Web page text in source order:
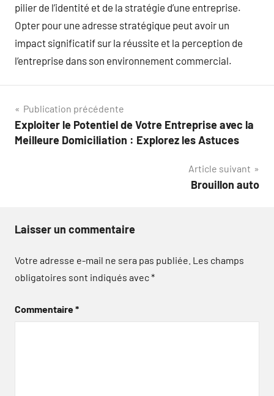
pilier de l’identité et de la stratégie d’une entreprise.
Opter pour une adresse stratégique peut avoir un
impact significatif sur la réussite et la perception de
l’entreprise dans son environnement commercial.
Navigation
de
Publication précédente
Exploiter le Potentiel de Votre Entreprise avec la
Meilleure Domiciliation : Explorez les Astuces
Article suivant
Brouillon auto
Laisser un commentaire
Votre adresse e-mail ne sera pas publiée. Les champs
obligatoires sont indiqués avec*
Commentaire*